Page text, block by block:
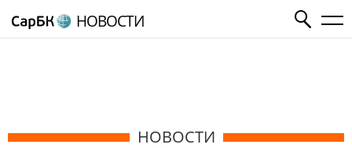
НОВОСТИ
НОВОСТИ